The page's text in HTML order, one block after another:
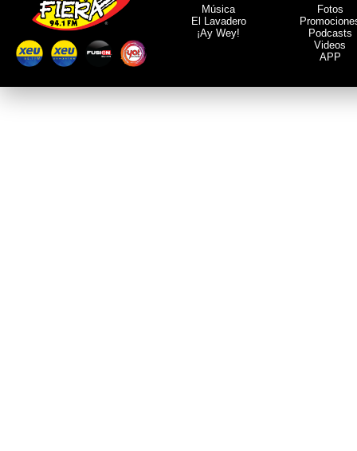
Música
El Lavadero
¡Ay Wey!
Fotos
Podcasts
Videos
APP